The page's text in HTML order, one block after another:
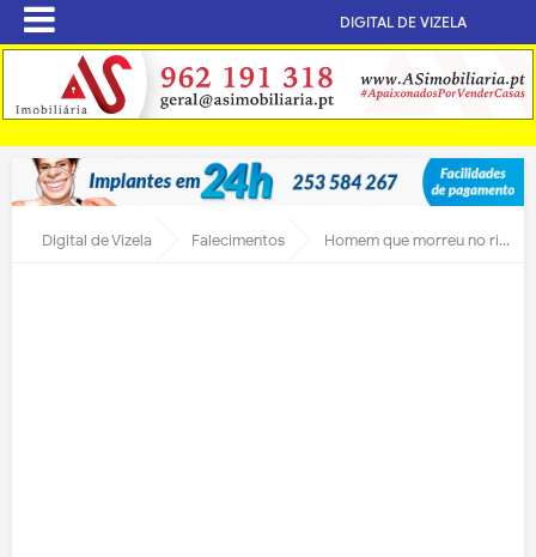
DIGITAL DE VIZELA
Digital de Vizela Falecimentos Homem que morreu no rio Vizela vai a sepultar amanhã